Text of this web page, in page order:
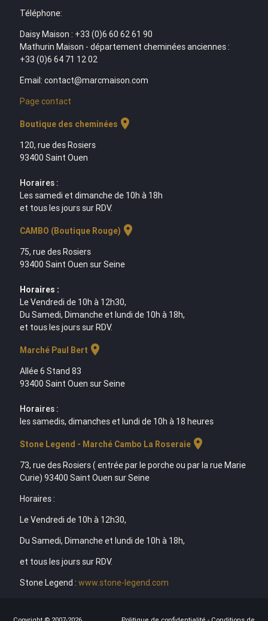
Téléphone:
Daisy Maison : +33 (0)6 60 62 61 90
Mathurin Maison - département cheminées anciennes :
+33 (0)6 64 71 12 02
Email: contact@marcmaison.com
Page contact
Boutique des cheminées location_on
120, rue des Rosiers
93400 Saint Ouen
Horaires :
Les samedi et dimanche de 10h à 18h
et tous les jours sur RDV.
CAMBO (Boutique Rouge) location_on
75, rue des Rosiers
93400 Saint Ouen sur Seine
Horaires :
Le Vendredi de 10h à 12h30,
Du Samedi, Dimanche et lundi de 10h à 18h,
et tous les jours sur RDV.
Marché Paul Bert location_on
Allée 6 Stand 83
93400 Saint Ouen sur Seine
Horaires :
les samedis, dimanches et lundi de 10h à 18 heures
Stone Legend - Marché Cambo La Roseraielocation_on
73, rue des Rosiers ( entrée par le porche ou par la rue Marie
Curie) 93400 Saint Ouen sur Seine
Horaires :
Le Vendredi de 10h à 12h30,
Du Samedi, Dimanche et lundi de 10h à 18h,
et tous les jours sur RDV.
Stone Legend : www.stone-legend.com